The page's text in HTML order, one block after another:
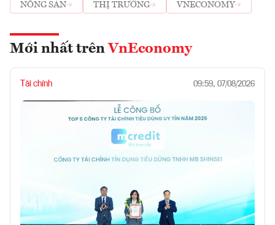
NÔNG SẢN
THỊ TRƯỜNG VNECONOMY
Mới nhất trên VnEconomy
Tài chính 09:59, 07/08/2026